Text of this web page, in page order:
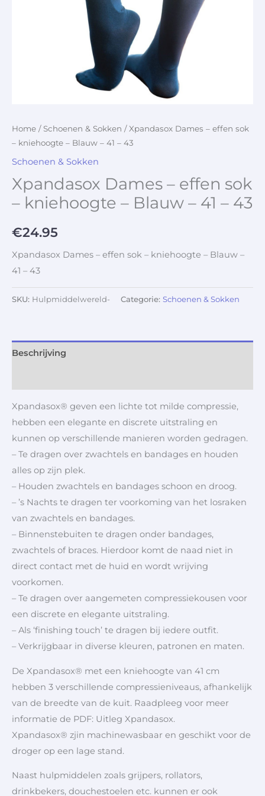
Home / Schoenen & Sokken / Xpandasox Dames – effen sok
– kniehoogte – Blauw – 41 – 43
Schoenen & Sokken
Xpandasox Dames – effen sok
– kniehoogte – Blauw – 41 – 43
€24.95
Xpandasox Dames – effen sok – kniehoogte – Blauw –
41 – 43
SKU: Hulpmiddelwereld- Categorie: Schoenen & Sokken
Beschrijving
Xpandasox® geven een lichte tot milde compressie,
hebben een elegante en discrete uitstraling en
kunnen op verschillende manieren worden gedragen.
– Te dragen over zwachtels en bandages en houden
alles op zijn plek.
– Houden zwachtels en bandages schoon en droog.
– ’s Nachts te dragen ter voorkoming van het losraken
van zwachtels en bandages.
– Binnenstebuiten te dragen onder bandages,
zwachtels of braces. Hierdoor komt de naad niet in
direct contact met de huid en wordt wrijving
voorkomen.
– Te dragen over aangemeten compressiekousen voor
een discrete en elegante uitstraling.
– Als ‘finishing touch’ te dragen bij iedere outfit.
– Verkrijgbaar in diverse kleuren, patronen en maten.
De Xpandasox® met een kniehoogte van 41 cm
hebben 3 verschillende compressieniveaus, afhankelijk
van de breedte van de kuit. Raadpleeg voor meer
informatie de PDF: Uitleg Xpandasox.
Xpandasox® zjin machinewasbaar en geschikt voor de
droger op een lage stand.
Naast hulpmiddelen zoals grijpers, rollators,
drinkbekers, douchestoelen etc. kunnen er ook